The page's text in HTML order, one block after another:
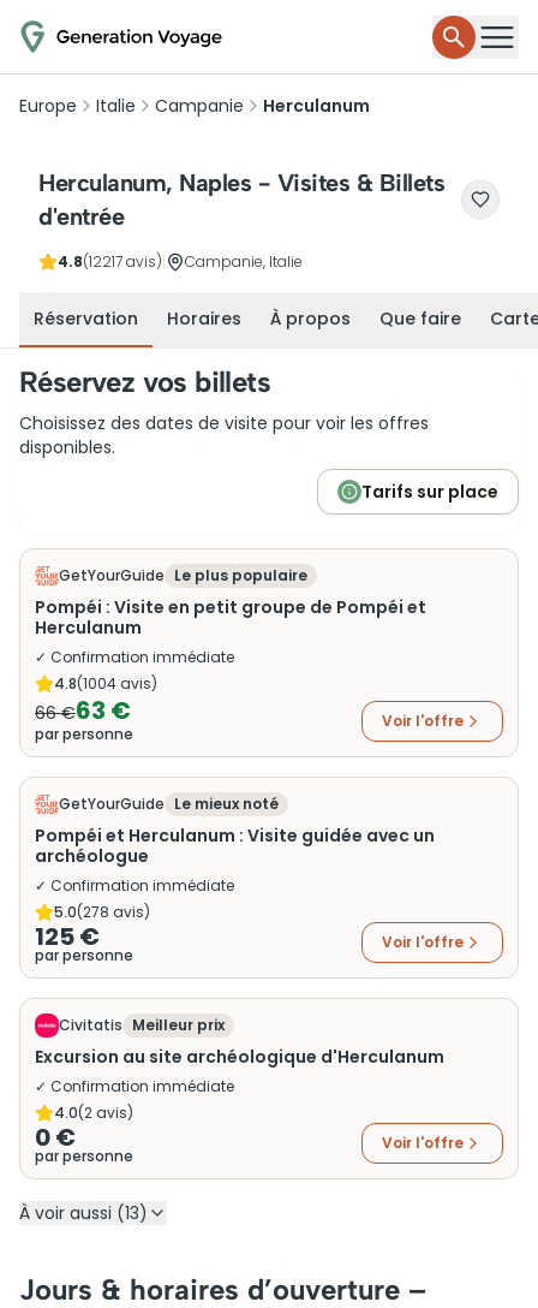
Europe Italie Campanie Herculanum
Herculanum, Naples - Visites & Billets
d'entrée
4.8(12217 avis) Campanie, Italie
Réservation Horaires À propos Que faire
Réservez vos billets
Choisissez des dates de visite pour voir les offres
disponibles.
Tarifs sur place
GetYourGuide Le plus populaire
Pompéi : Visite en petit groupe de Pompéi et
Herculanum
✓ Confirmation immédiate
4.8(1004avis)
66 €63 €
par personne
Voir l'offre
GetYourGuide Le mieux noté
Pompéi et Herculanum : Visite guidée avec un
archéologue
✓ Confirmation immédiate
5.0(278 avis)
125 €
par personne
Voir l'offre
Civitatis Meilleur prix
Excursion au site archéologique d'Herculanum
✓ Confirmation immédiate
4.0(2avis)
0 €
par personne
Voir l'offre
À voir aussi (13)
Jours & horaires d’ouverture –